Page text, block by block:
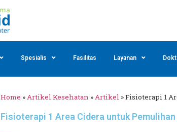
Spesialis Fasilitas Layanan
Home »Artikel Kesehatan»Artikel»Fisioterapi 1
Fisioterapi 1 Area Cidera untuk Pemulihan